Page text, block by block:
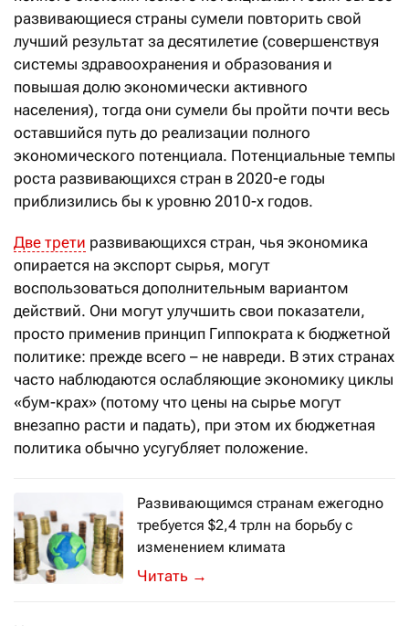
развивающиеся страны сумели повторить свой
лучший результат за десятилетие (совершенствуя
системы здравоохранения и образования и
повышая долю экономически активного
населения), тогда они сумели бы пройти почти весь
оставшийся путь до реализации полного
экономического потенциала. Потенциальные темпы
роста развивающихся стран в 2020-е годы
приблизились бы к уровню 2010-х годов.
Две трети развивающихся стран, чья экономика
опирается на экспорт сырья, могут
воспользоваться дополнительным вариантом
действий. Они могут улучшить свои показатели,
просто применив принцип Гиппократа к бюджетной
политике: прежде всего – не навреди. В этих странах
часто наблюдаются ослабляющие экономику циклы
«бум-крах» (потому что цены на сырье могут
внезапно расти и падать), при этом их бюджетная
политика обычно усугубляет положение.
Развивающимся странам ежегодно
требуется $2,4 трлн на борьбу с
изменением климата
Эта сумма может показаться
→